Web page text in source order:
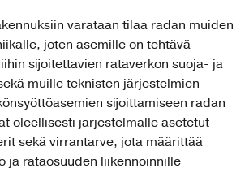
varataan tilaa radan muiden
joten asemille on tehtävä
sijoitettavien rataverkon suoja- ja
muille teknisten järjestelmien
sijoittamiseen radan
oleellisesti järjestelmälle asetetut
sekä virrantarve, jota määrittää
ja rataosuuden liikennöinnille